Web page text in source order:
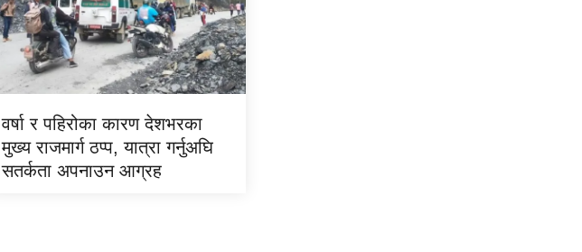
वर्षा र पहिरोका कारण देशभरका
मुख्य राजमार्ग ठप्प, यात्रा गर्नुअघि
सतर्कता अपनाउन आग्रह